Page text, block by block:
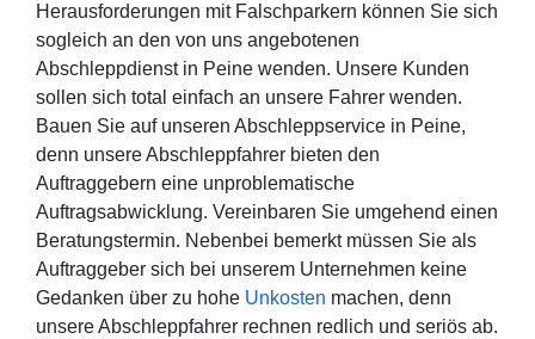
Herausforderungen mit Falschparkern können Sie sich
sogleich an den von uns angebotenen
Abschleppdienst in Peine wenden. Unsere Kunden
sollen sich total einfach an unsere Fahrer wenden.
Bauen Sie auf unseren Abschleppservice in Peine,
denn unsere Abschleppfahrer bieten den
Auftraggebern eine unproblematische
Auftragsabwicklung. Vereinbaren Sie umgehend einen
Beratungstermin. Nebenbei bemerkt müssen Sie als
Auftraggeber sich bei unserem Unternehmen keine
Gedanken über zu hohe Unkosten machen, denn
unsere Abschleppfahrer rechnen redlich und seriös ab.